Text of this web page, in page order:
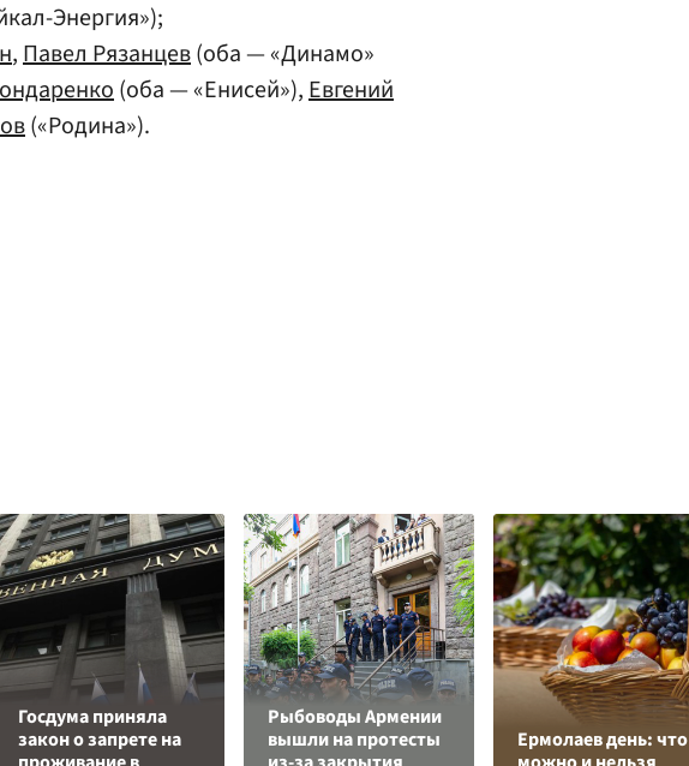
Энергия»);
,Павел Рязанцев(оба — «Динамо»
(оба — «Енисей»),Евгений
(«Родина»).
Госдума приняла
закон о запрете на
Рыбоводы Армении
вышли на протесты
Ермолаев день: что